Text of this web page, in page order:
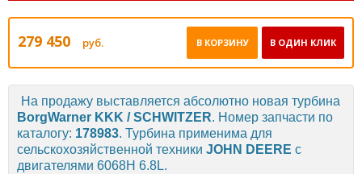
279 450 руб. В ОДИН КЛИК
В КОРЗИНУ
На продажу выставляется абсолютно новая турбина
BorgWarner KKK / SCHWITZER. Номер запчасти по
каталогу: 178983. Турбина применима для
сельскохозяйственной техники JOHN DEERE с
двигателями 6068H 6.8L.